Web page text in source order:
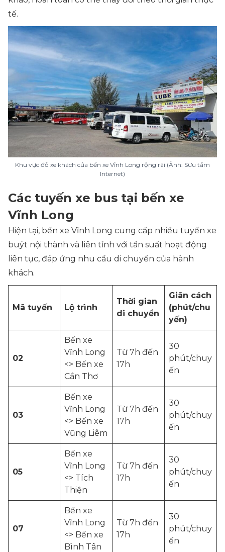
tế.
Khu vực đỗ xe khách của bến xe Vĩnh Long rộng rãi (Ảnh: Sưu tầm
Internet)
Các tuyến xe bus tại bến xe
Vĩnh Long
Hiện tại, bến xe Vĩnh Long cung cấp nhiều tuyến xe
buýt nội thành và liên tỉnh với tần suất hoạt động
liên tục, đáp ứng nhu cầu di chuyển của hành
khách.
Mã tuyến Lộ trình
Thời gian
di chuyển
Giãn cách
(phút/chu
yến)
02
Bến xe
Vĩnh Long
<> Bến xe
Cần Thơ
Từ 7h đến
17h
30
phút/chuy
ến
03
Bến xe
Vĩnh Long
<> Bến xe
Vũng Liêm
Từ 7h đến
17h
30
phút/chuy
ến
05
Bến xe
Vĩnh Long
<> Tích
Thiện
Từ 7h đến
17h
30
phút/chuy
ến
07
Bến xe
Vĩnh Long
<> Bến xe
Bình Tân
Từ 7h đến
17h
30
phút/chuy
ến